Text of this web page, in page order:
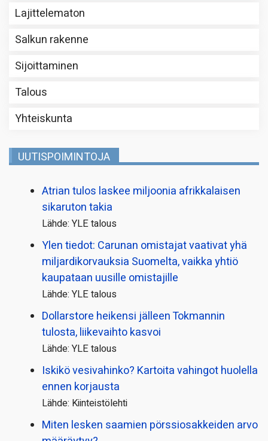
Lajittelematon
Salkun rakenne
Sijoittaminen
Talous
Yhteiskunta
UUTISPOIMINTOJA
Atrian tulos laskee miljoonia afrikkalaisen
sikaruton takia
Lähde: YLE talous
Ylen tiedot: Carunan omistajat vaativat yhä
miljardi­korvauksia Suomelta, vaikka yhtiö
kaupataan uusille omistajille
Lähde: YLE talous
Dollarstore heikensi jälleen Tokmannin
tulosta, liikevaihto kasvoi
Lähde: YLE talous
Iskikö vesivahinko? Kartoita vahingot huolella
ennen korjausta
Lähde: Kiinteistölehti
Miten lesken saamien pörssi­osakkeiden arvo